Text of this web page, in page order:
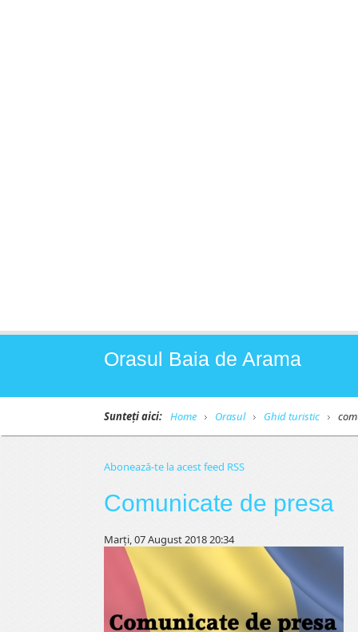
Orasul Baia de Arama
Sunteți aici: Home Orasul Ghid turistic
Abonează-te la acest feed RSS
Comunicate de presa
Marți, 07 August 2018 20:34